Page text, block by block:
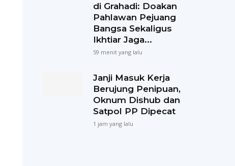
di Grahadi: Doakan
Pahlawan Pejuang
Bangsa Sekaligus
Ikhtiar Jaga...
59 menit yang lalu
Janji Masuk Kerja
Berujung Penipuan,
Oknum Dishub dan
Satpol PP Dipecat
1 jam yang lalu